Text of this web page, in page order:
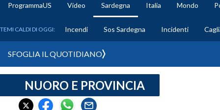
CRONACA SARDEGNA
CAGLIARI
ProgrammaUS Video Sardegna Italia Mondo
TEMI CALDI DI OGGI: Incendi Sos Sardegna Incidenti
SFOGLIA IL QUOTIDIANO
NUORO E PROVINCIA